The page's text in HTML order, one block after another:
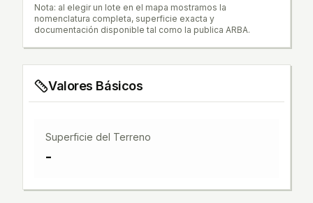
Nota: al elegir un lote en el mapa mostramos la
nomenclatura completa, superficie exacta y
documentación disponible tal como la publica ARBA.
Valores Básicos
Superficie del Terreno
-